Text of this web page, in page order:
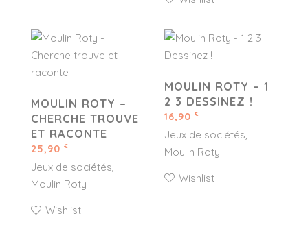
MOULIN ROTY –
CHERCHE TROUVE
ET RACONTE
25,90 €
Jeux de sociétés
Moulin Roty
Wishlist
MOULIN ROTY – 1
2 3 DESSINEZ !
16,90 €
Jeux de sociétés
Moulin Roty
Wishlist